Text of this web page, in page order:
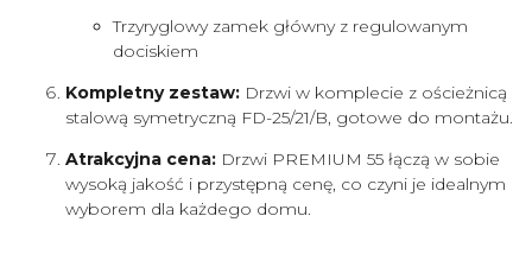
Trzyryglowy zamek główny z regulowanym
dociskiem
Kompletny zestaw: Drzwi w komplecie z ościeżnicą
stalową symetryczną FD-25/21/B, gotowe do montażu.
Atrakcyjna cena: Drzwi PREMIUM 55 łączą w sobie
wysoką jakość i przystępną cenę, co czyni je idealnym
wyborem dla każdego domu.